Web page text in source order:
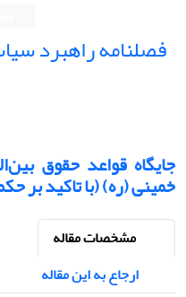
فصلنامه راهبرد
جایگاه قواعد حقوق
خمینی (ره) (با تاکید بر
مشخصات مقاله
ارجاع به این مقاله